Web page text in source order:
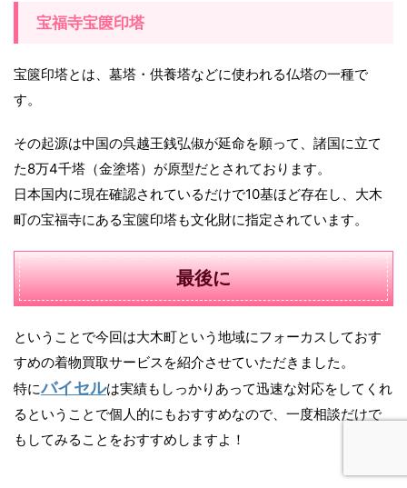
宝福寺宝篋印塔
宝篋印塔とは、墓塔・供養塔などに使われる仏塔の一種で
す。
その起源は中国の呉越王銭弘俶が延命を願って、諸国に立て
た8万4千塔（金塗塔）が原型だとされております。
日本国内に現在確認されているだけで10基ほど存在し、大木
町の宝福寺にある宝篋印塔も文化財に指定されています。
最後に
ということで今回は大木町という地域にフォーカスしておす
すめの着物買取サービスを紹介させていただきました。
特にバイセルは実績もしっかりあって迅速な対応をしてくれ
るということで個人的にもおすすめなので、一度相談だけで
もしてみることをおすすめしますよ！